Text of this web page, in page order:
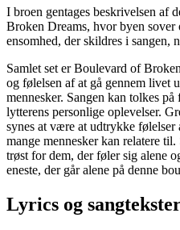
I broen gentages beskrivelsen af
Broken Dreams, hvor byen sover
ensomhed, der skildres i sangen,
Samlet set er Boulevard of
og følelsen af at gå gennem livet
mennesker. Sangen kan tolkes
lytterens personlige oplevelser.
synes at være at udtrykke følelser
mange mennesker kan relatere
trøst for dem, der føler sig alene
eneste, der går alene på denne
Lyrics og